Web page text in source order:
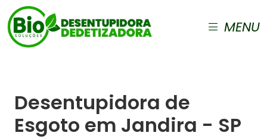
MENU
Desentupidora de
Esgoto em Jandira - SP